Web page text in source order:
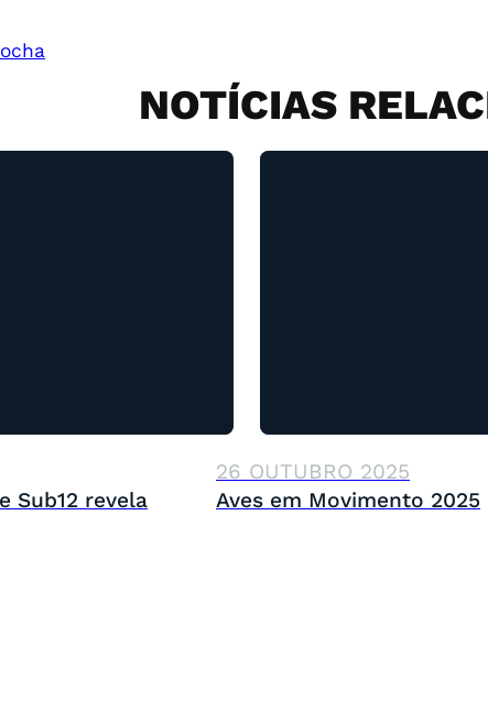
NOTÍCIAS
Sub12 revela
26 OUTUBRO 2025
Aves em Movimento 2025